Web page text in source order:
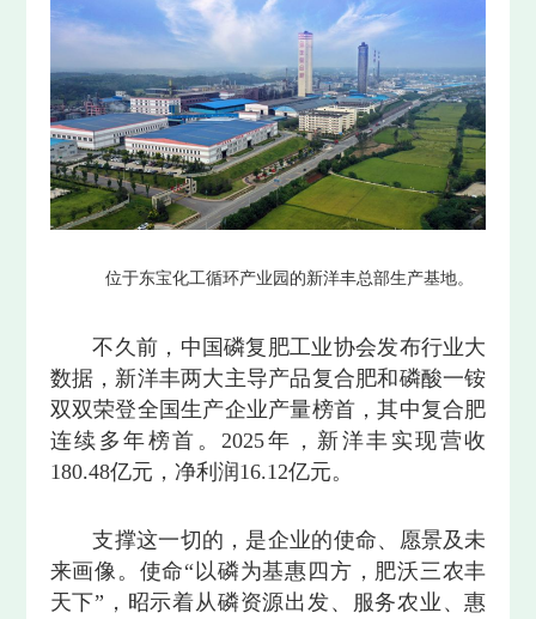
位于东宝化工循环产业园的新洋丰总部生产基地。
不久前，中国磷复肥工业协会发布行业大
数据，新洋丰两大主导产品复合肥和磷酸一铵
双双荣登全国生产企业产量榜首，其中复合肥
连续多年榜首。2025年，新洋丰实现营收
180.48亿元，净利润16.12亿元。
支撑这一切的，是企业的使命、愿景及未
来画像。使命“以磷为基惠四方，肥沃三农丰
天下”，昭示着从磷资源出发、服务农业、惠